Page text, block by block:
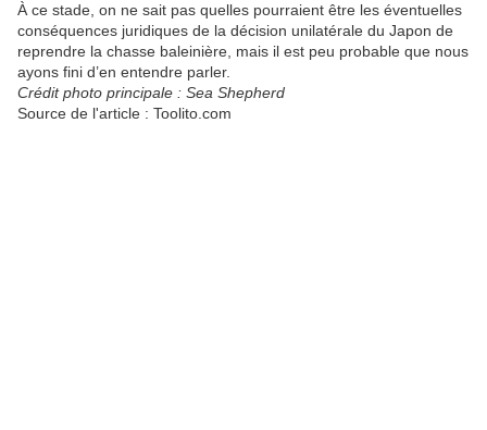
À ce stade, on ne sait pas quelles pourraient être les éventuelles
conséquences juridiques de la décision unilatérale du Japon de
reprendre la chasse baleinière, mais il est peu probable que nous
ayons fini d’en entendre parler.
Crédit photo principale : Sea Shepherd
Source de l'article : Toolito.com